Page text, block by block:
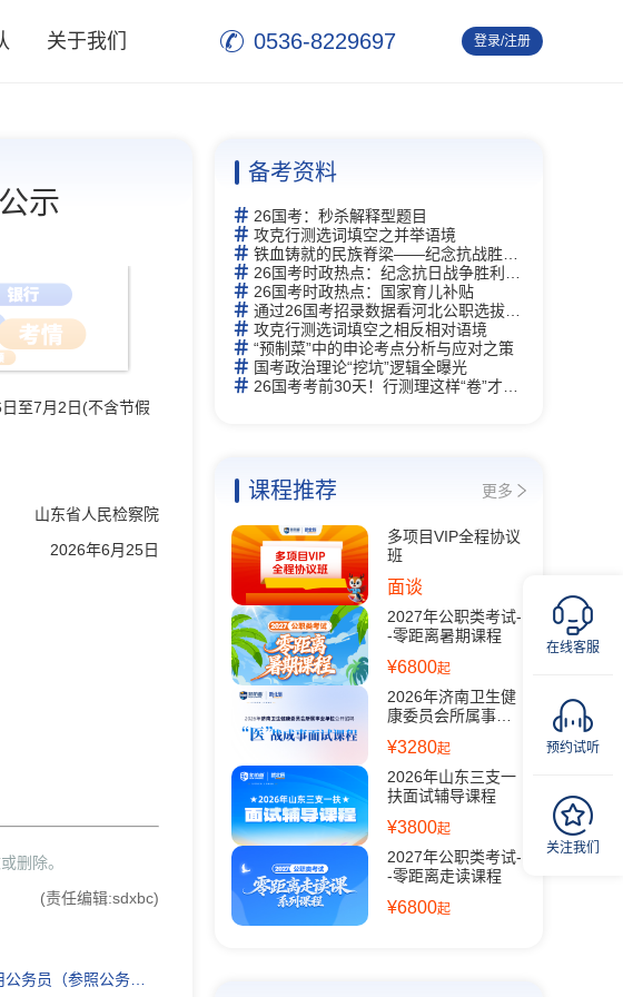
关于我们 0536-8229697
登录/注册
示
至7月2日(不含节假
山东省人民检察院
2026年6月25日
删除。
(责任编辑:sdxbc)
管理人员）拟录用人员公示
备考资料
26国考：秒杀解释型题目
攻克行测选词填空之并举语境
铁血铸就的民族脊梁——纪念抗战胜利80周年
26国考时政热点：纪念抗日战争胜利80周年
26国考时政热点：国家育儿补贴
通过26国考招录数据看河北公职选拔新逻辑
攻克行测选词填空之相反相对语境
“预制菜”中的申论考点分析与应对之策
国考政治理论“挖坑”逻辑全曝光
26国考考前30天！行测理这样“卷”才能赢
课程推荐 更多
多项目VIP全程协议
班
面谈
2027年公职类考试-
-零距离暑期课程
¥6800起
2026年济南卫生健
康委员会所属事业
课程
¥3280起
2026年山东三支一
扶面试辅导课程
¥3800起
2027年公职类考试-
-零距离走读课程
¥6800起
证码
在线客服
预约试听
关注我们